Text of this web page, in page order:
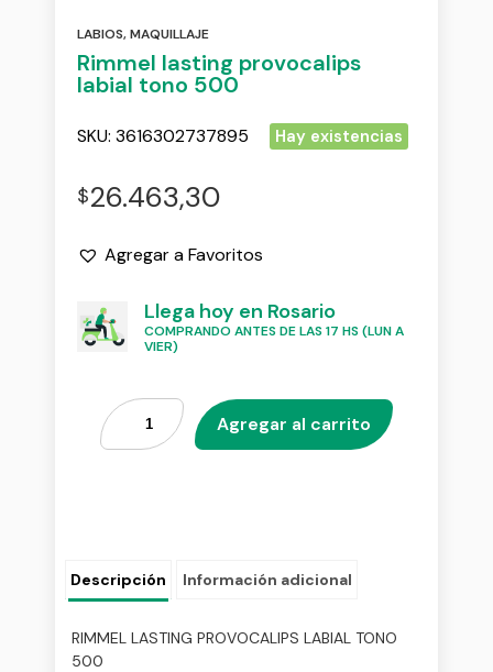
LABIOS,MAQUILLAJE
Rimmel lasting provocalips
labial tono 500
SKU: 3616302737895 Hay existencias
$26.463,30
Agregar a Favoritos
Llega hoy en Rosario
COMPRANDO ANTES DE LAS 17 HS (LUN A
VIER)
Agregar al carrito
Descripción Información adicional
RIMMEL LASTING PROVOCALIPS LABIAL TONO
500